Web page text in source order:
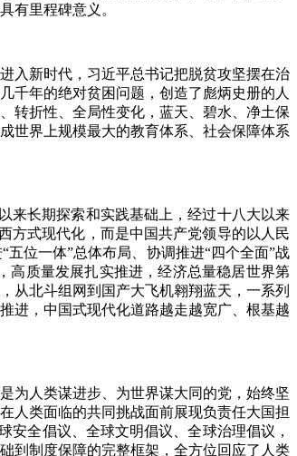
有里程碑意义。
入新时代，习近平总书记把脱贫攻坚摆在治
千年的绝对贫困问题，创造了彪炳史册的人
转折性、全局性变化，蓝天、碧水、净土保
世界上规模最大的教育体系、社会保障体系
长期探索和实践基础上，经过十八大以来
方式现代化，而是中国共产党领导的以人民
位一体”总体布局、协调推进“四个全面”战
高质量发展扎实推进，经济总量稳居世界第
从北斗组网到国产大飞机翱翔蓝天，一系列
进，中国式现代化道路越走越宽广、根基越
人类谋进步、为世界谋大同的党，始终坚
人类面临的共同挑战面前展现负责任大国担
安全倡议、全球文明倡议、全球治理倡议，
到制度保障的完整框架，全方位回应了人类